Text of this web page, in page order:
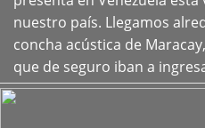
nuestro país. Llegamos
concha acústica de
que de seguro iban a